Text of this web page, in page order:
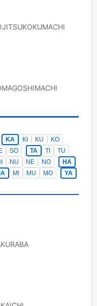
KA KI KU
KO
SO TA TI
TU
NU NE NO
HA
MI MU MO
YA